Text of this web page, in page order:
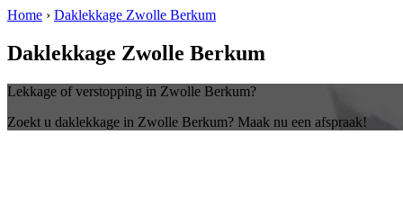
Home › Daklekkage Zwolle Berkum
Daklekkage Zwolle Berkum
Lekkage of verstopping in Zwolle Berkum?
Zoekt u daklekkage in Zwolle Berkum? Maak nu een afspraak!